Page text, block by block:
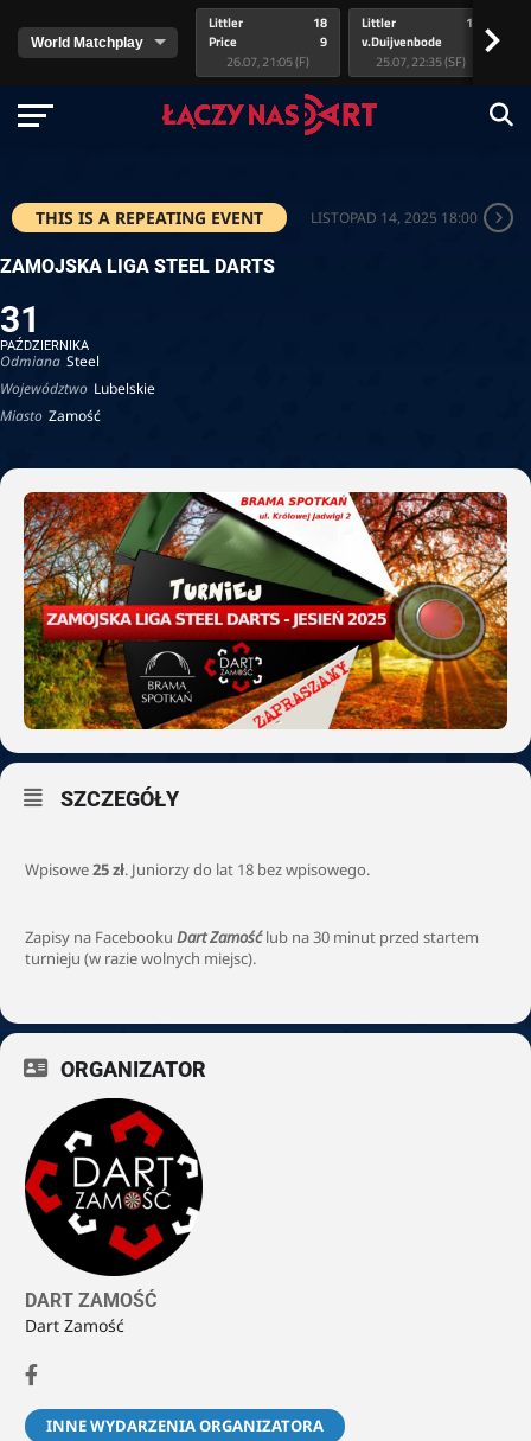
Littler
Price
18
9
26.07, 21:05 (F)
Littler
v.Duijvenbode
17
25.07, 22:35 (SF)
>
THIS IS A REPEATING EVENT LISTOPAD 14, 2025 18:00
ZAMOJSKA LIGA STEEL DARTS
31
PAŹDZIERNIKA
Odmiana Steel
Województwo Lubelskie
Miasto Zamość
SZCZEGÓŁY
Wpisowe25 zł. Juniorzy do lat 18 bez wpisowego.
Zapisy na Facebooku Dart Zamośćlub na 30 minut przed startem
turnieju (w razie wolnych miejsc).
ORGANIZATOR
DART ZAMOŚĆ
Dart Zamość
INNE WYDARZENIA ORGANIZATORA